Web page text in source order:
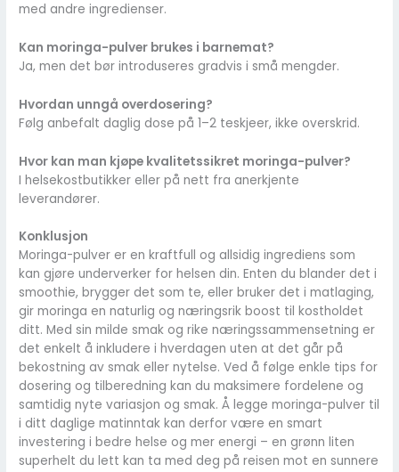
med andre ingredienser.
Kan moringa-pulver brukes i barnemat?
Ja, men det bør introduseres gradvis i små mengder.
Hvordan unngå overdosering?
Følg anbefalt daglig dose på 1–2 teskjeer, ikke overskrid.
Hvor kan man kjøpe kvalitetssikret moringa-pulver?
I helsekostbutikker eller på nett fra anerkjente
leverandører.
Konklusjon
Moringa-pulver er en kraftfull og allsidig ingrediens som
kan gjøre underverker for helsen din. Enten du blander det i
smoothie, brygger det som te, eller bruker det i matlaging,
gir moringa en naturlig og næringsrik boost til kostholdet
ditt. Med sin milde smak og rike næringssammensetning er
det enkelt å inkludere i hverdagen uten at det går på
bekostning av smak eller nytelse. Ved å følge enkle tips for
dosering og tilberedning kan du maksimere fordelene og
samtidig nyte variasjon og smak. Å legge moringa-pulver til
i ditt daglige matinntak kan derfor være en smart
investering i bedre helse og mer energi – en grønn liten
superhelt du lett kan ta med deg på reisen mot en sunnere